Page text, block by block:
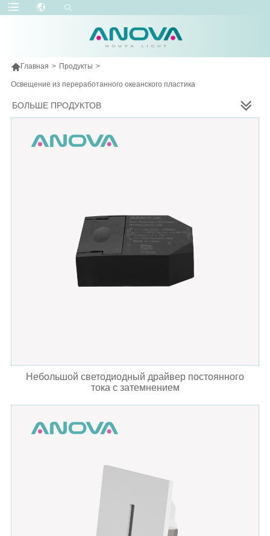
Главная > Продукты >
Освещение из переработанного океанского пластика
БОЛЬШЕ ПРОДУКТОВ
Небольшой светодиодный драйвер постоянного
тока с затемнением